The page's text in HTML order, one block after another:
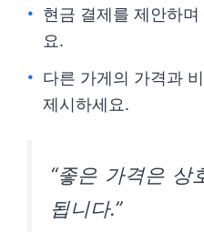
현금 결제를 제안하
요.
다른 가게의 가격과
제시하세요.
“좋은 가격은 상
됩니다.”